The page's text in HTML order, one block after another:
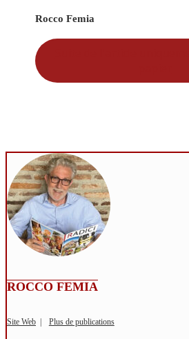
Rocco Femia
ROCCO FEMIA
Site Web Plus de publications